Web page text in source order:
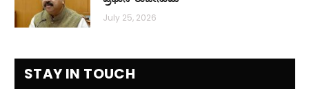
July 25, 2026
STAY IN TOUCH